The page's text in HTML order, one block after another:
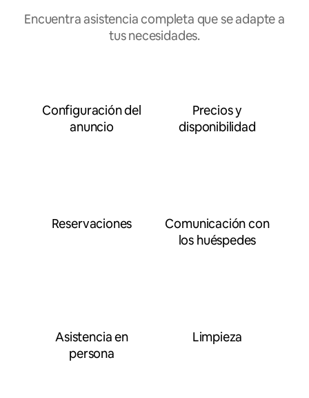
Encuentra asistencia completa que se adapte a
tus necesidades.
Configuración del
anuncio
Precios y
disponibilidad
Reservaciones
Comunicación con
los huéspedes
Asistencia en
persona
Limpieza